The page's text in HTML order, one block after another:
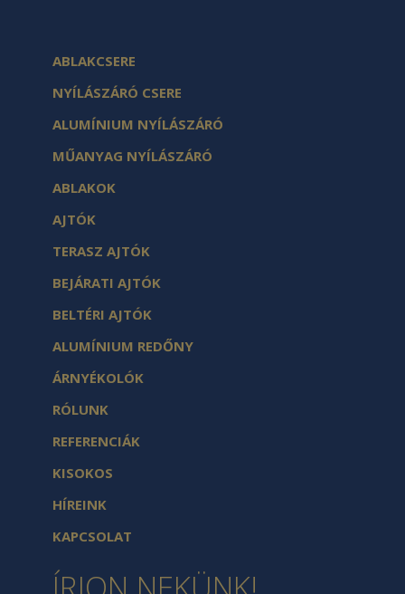
ABLAKCSERE
NYÍLÁSZÁRÓ CSERE
ALUMÍNIUM NYÍLÁSZÁRÓ
MŰANYAG NYÍLÁSZÁRÓ
ABLAKOK
AJTÓK
TERASZ AJTÓK
BEJÁRATI AJTÓK
BELTÉRI AJTÓK
ALUMÍNIUM REDŐNY
ÁRNYÉKOLÓK
RÓLUNK
REFERENCIÁK
KISOKOS
HÍREINK
KAPCSOLAT